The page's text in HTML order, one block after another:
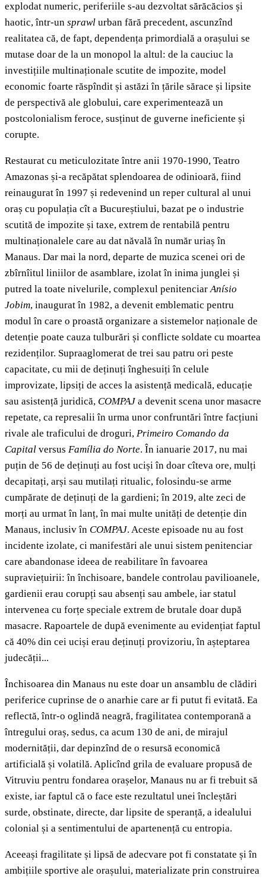
explodat numeric, periferiile s-au dezvoltat sărăcăcios și
haotic, într-un sprawl urban fără precedent, ascunzînd
realitatea că, de fapt, dependența primordială a orașului se
mutase doar de la un monopol la altul: de la cauciuc la
investițiile multinaționale scutite de impozite, model
economic foarte răspîndit și astăzi în țările sărace și lipsite
de perspectivă ale globului, care experimentează un
postcolonialism feroce, susținut de guverne ineficiente și
corupte.
Restaurat cu meticulozitate între anii 1970-1990, Teatro
Amazonas și-a recăpătat splendoarea de odinioară, fiind
reinaugurat în 1997 și redevenind un reper cultural al unui
oraș cu populația cît a Bucureștiului, bazat pe o industrie
scutită de impozite și taxe, extrem de rentabilă pentru
multinaționalele care au dat năvală în număr uriaș în
Manaus. Dar mai la nord, departe de muzica scenei ori de
zbîrnîitul liniilor de asamblare, izolat în inima junglei și
putred la toate nivelurile, complexul penitenciarAnísio
Jobim, inaugurat în 1982, a devenit emblematic pentru
modul în care o proastă organizare a sistemelor naționale de
detenție poate cauza tulburări și conflicte soldate cu moartea
rezidenților. Supraaglomerat de trei sau patru ori peste
capacitate, cu mii de deținuți înghesuiți în celule
improvizate, lipsiți de acces la asistență medicală, educație
sau asistență juridică, COMPAJ a devenit scena unor masacre
repetate, ca represalii în urma unor confruntări între facțiuni
rivale ale traficului de droguri, Primeiro Comando da
Capital versus Família do Norte. În ianuarie 2017, nu mai
puțin de 56 de deținuți au fost uciși în doar cîteva ore, mulți
decapitați, arși sau mutilați ritualic, folosindu-se arme
cumpărate de deținuți de la gardieni; în 2019, alte zeci de
morți au urmat în lanț, în mai multe unități de detenție din
Manaus, inclusiv în COMPAJ. Aceste episoade nu au fost
incidente izolate, ci manifestări ale unui sistem penitenciar
care abandonase ideea de reabilitare în favoarea
supraviețuirii: în închisoare, bandele controlau pavilioanele,
gardienii erau corupți sau absenți sau ambele, iar statul
intervenea cu forțe speciale extrem de brutale doar după
masacre. Rapoartele de după evenimente au evidențiat faptul
că 40% din cei uciși erau deținuți provizoriu, în așteptarea
judecății...
Închisoarea din Manaus nu este doar un ansamblu de clădiri
periferice cuprinse de o anarhie care ar fi putut fi evitată. Ea
reflectă, într-o oglindă neagră, fragilitatea contemporană a
întregului oraș, sedus, ca acum 130 de ani, de mirajul
modernității, dar depinzînd de o resursă economică
artificială și volatilă. Aplicînd grila de evaluare propusă de
Vitruviu pentru fondarea orașelor, Manaus nu ar fi trebuit să
existe, iar faptul că o face este rezultatul unei încleștări
surde, obstinate, directe, dar lipsite de speranță, a idealului
colonial și a sentimentului de apartenență cu entropia.
Aceeași fragilitate și lipsă de adecvare pot fi constatate și în
ambițiile sportive ale orașului, materializate prin construirea